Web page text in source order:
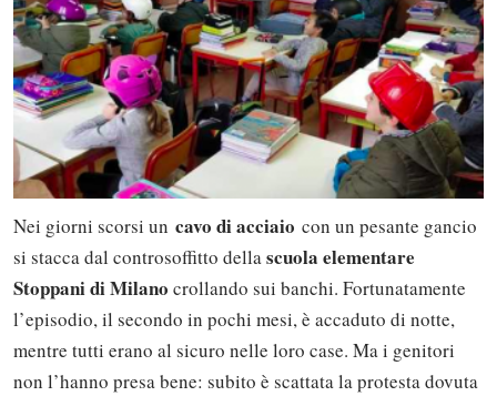
Nei giorni scorsi un cavo di acciaio con un pesante gancio
si stacca dal controsoffitto della scuola elementare
Stoppani di Milano crollando sui banchi. Fortunatamente
l’episodio, il secondo in pochi mesi, è accaduto di notte,
mentre tutti erano al sicuro nelle loro case. Ma i genitori
non l’hanno presa bene: subito è scattata la protesta dovuta